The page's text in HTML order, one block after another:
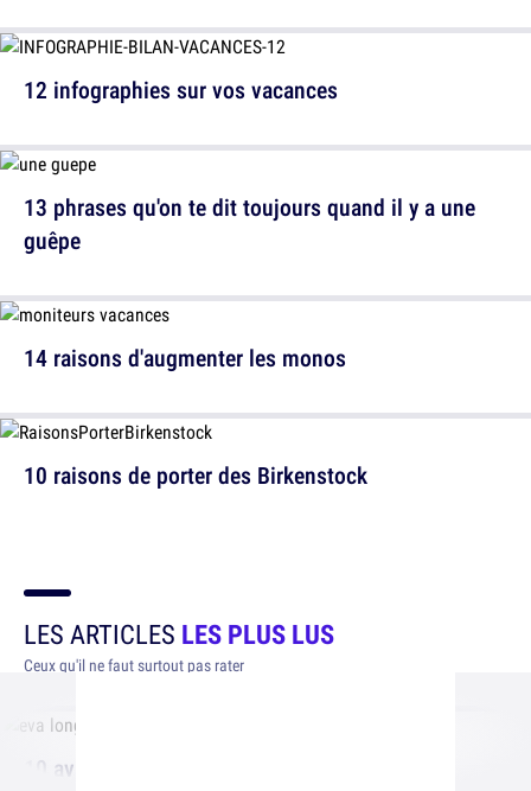
12 infographies sur vos vacances
14 raisons d'augmenter les monos
13 phrases qu'on te dit toujours quand il y a une
guêpe
10 raisons de porter des Birkenstock
LES ARTICLES LES PLUS LUS
Ceux qu'il ne faut surtout pas rater
10 avantages à être petite